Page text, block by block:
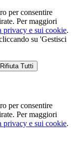
per consentire
Per maggiori
privacy e sui cookie.
su 'Gestisci
Rifiuta Tutti
per consentire
Per maggiori
privacy e sui cookie.